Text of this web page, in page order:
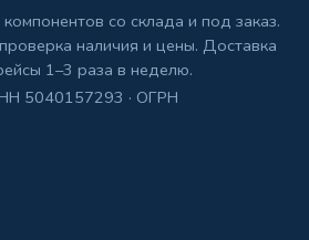
со склада и под заказ.
наличия и цены. Доставка
1–3 раза в неделю.
5040157293 · ОГРН